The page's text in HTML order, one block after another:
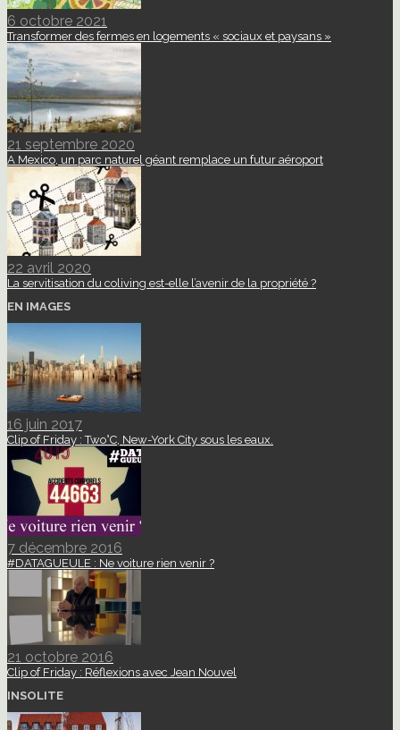
6 octobre 2021
Transformer des fermes en logements « sociaux et paysans »
21 septembre 2020
A Mexico, un parc naturel géant remplace un futur aéroport
22 avril 2020
La servitisation du coliving est-elle l’avenir de la propriété ?
EN IMAGES
16 juin 2017
Clip of Friday : Two°C, New-York City sous les eaux.
7 décembre 2016
#DATAGUEULE : Ne voiture rien venir ?
21 octobre 2016
Clip of Friday : Réflexions avec Jean Nouvel
INSOLITE